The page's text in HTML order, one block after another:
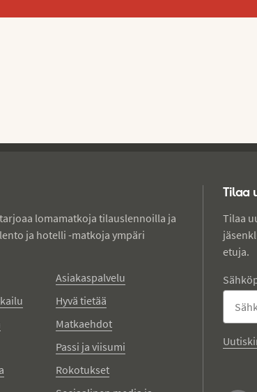
lomamatkoja tilauslennoilla ja
ja hotelli -matkoja ympäri
Asiakaspalvelu
Hyvä tietää
Matkaehdot
Passi ja viisumi
Rokotukset
Tilaa
Tilaa
etuja.